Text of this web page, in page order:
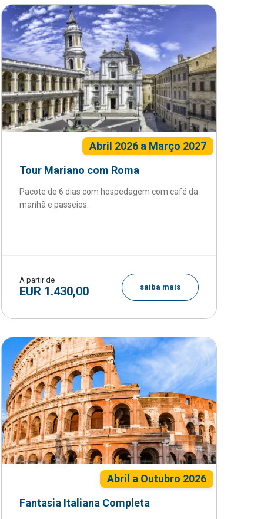
Abril 2026 a Março 2027
Tour Mariano com Roma
Pacote de 6 dias com hospedagem com café da
manhã e passeios.
A partir de
EUR 1.430,00 saiba mais
Abril a Outubro 2026
Fantasia Italiana Completa